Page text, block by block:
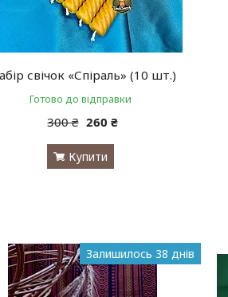
свічок «Спіраль» (10 шт.)
Готово до відправки
300 ₴ 260 ₴
Купити
Залишилось 38 днів